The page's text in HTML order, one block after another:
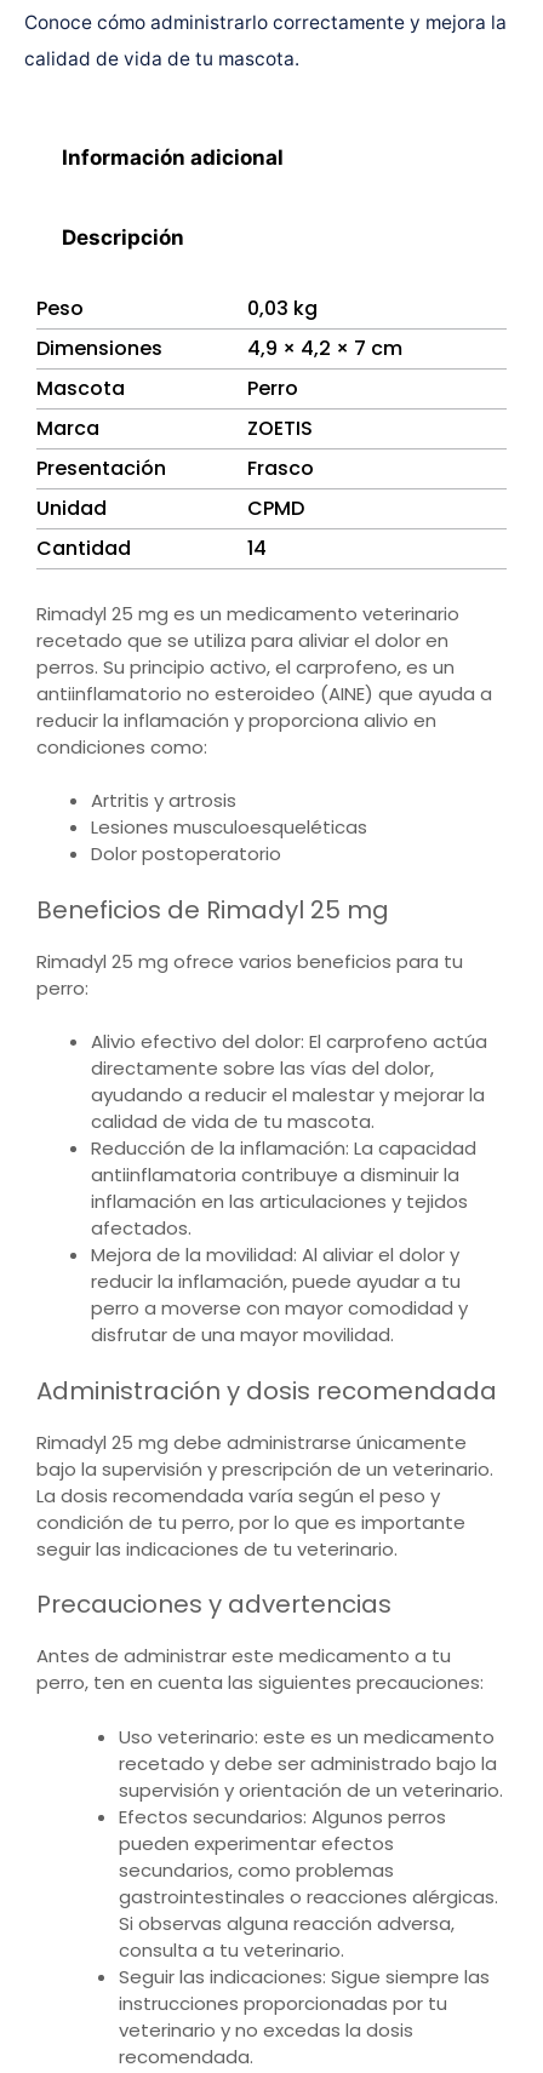
Conoce cómo administrarlo correctamente y mejora la
calidad de vida de tu mascota.
Información adicional
Descripción
Peso
0,03 kg
Dimensiones
4,9 × 4,2 × 7 cm
Mascota
Perro
Marca
ZOETIS
Presentación
Frasco
Unidad
CPMD
Cantidad
14
Rimadyl 25 mg es un medicamento veterinario
recetado que se utiliza para aliviar el dolor en
perros. Su principio activo, el carprofeno, es un
antiinflamatorio no esteroideo (AINE) que ayuda a
reducir la inflamación y proporciona alivio en
condiciones como:
Artritis y artrosis
Lesiones musculoesqueléticas
Dolor postoperatorio
Beneficios de Rimadyl 25 mg
Rimadyl 25 mg ofrece varios beneficios para tu
perro:
Alivio efectivo del dolor: El carprofeno actúa
directamente sobre las vías del dolor,
ayudando a reducir el malestar y mejorar la
calidad de vida de tu mascota.
Reducción de la inflamación: La capacidad
antiinflamatoria contribuye a disminuir la
inflamación en las articulaciones y tejidos
afectados.
Mejora de la movilidad: Al aliviar el dolor y
reducir la inflamación, puede ayudar a tu
perro a moverse con mayor comodidad y
disfrutar de una mayor movilidad.
Administración y dosis recomendada
Rimadyl 25 mg debe administrarse únicamente
bajo la supervisión y prescripción de un veterinario.
La dosis recomendada varía según el peso y
condición de tu perro, por lo que es importante
seguir las indicaciones de tu veterinario.
Precauciones y advertencias
Antes de administrar este medicamento a tu
perro, ten en cuenta las siguientes precauciones:
Uso veterinario: este es un medicamento
recetado y debe ser administrado bajo la
supervisión y orientación de un veterinario.
Efectos secundarios: Algunos perros
pueden experimentar efectos
secundarios, como problemas
gastrointestinales o reacciones alérgicas.
Si observas alguna reacción adversa,
consulta a tu veterinario.
Seguir las indicaciones: Sigue siempre las
instrucciones proporcionadas por tu
veterinario y no excedas la dosis
recomendada.